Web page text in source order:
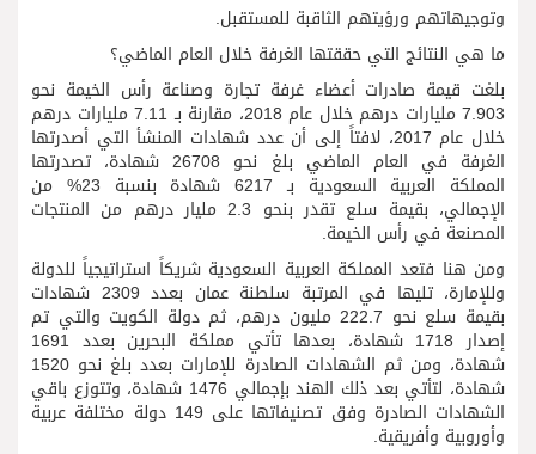
وتوجيهاتهم ورؤيتهم الثاقبة للمستقبل.
ما هي النتائج التي حققتها الغرفة خلال العام الماضي؟
بلغت قيمة صادرات أعضاء غرفة تجارة وصناعة رأس الخيمة نحو
7.903 مليارات درهم خلال عام 2018، مقارنة بـ 7.11 مليارات درهم
خلال عام 2017، لافتاً إلى أن عدد شهادات المنشأ التي أصدرتها
الغرفة في العام الماضي بلغ نحو 26708 شهادة، تصدرتها
المملكة العربية السعودية بـ 6217 شهادة بنسبة 23% من
الإجمالي، بقيمة سلع تقدر بنحو 2.3 مليار درهم من المنتجات
المصنعة في رأس الخيمة.
ومن هنا فتعد المملكة العربية السعودية شريكاً استراتيجياً للدولة
وللإمارة، تليها في المرتبة سلطنة عمان بعدد 2309 شهادات
بقيمة سلع نحو 222.7 مليون درهم، ثم دولة الكويت والتي تم
إصدار 1718 شهادة، بعدها تأتي مملكة البحرين بعدد 1691
شهادة، ومن ثم الشهادات الصادرة للإمارات بعدد بلغ نحو 1520
شهادة، لتأتي بعد ذلك الهند بإجمالي 1476 شهادة، وتتوزع باقي
الشهادات الصادرة وفق تصنيفاتها على 149 دولة مختلفة عربية
وأوروبية وأفريقية.